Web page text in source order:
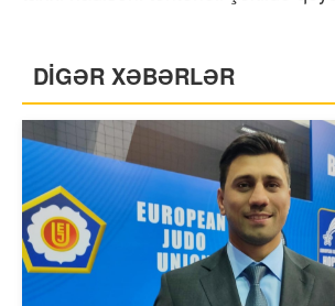
DİGƏR XƏBƏRLƏR